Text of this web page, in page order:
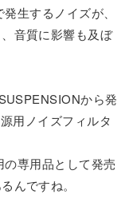
生するノイズが、
音質に影響も及ぼ
から発
用ノイズフィルタ
専用品として発売
んですね。